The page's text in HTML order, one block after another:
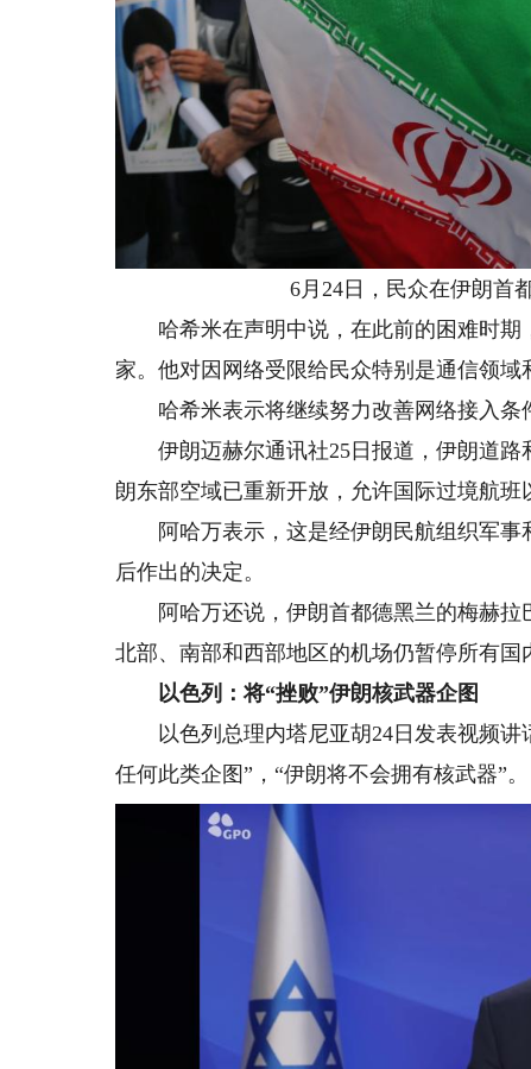
6月24日，民众在伊朗首都
哈希米在声明中说，在此前的困难时期
家。他对因网络受限给民众特别是通信领域
哈希米表示将继续努力改善网络接入条
伊朗迈赫尔通讯社25日报道，伊朗道路
朗东部空域已重新开放，允许国际过境航班
阿哈万表示，这是经伊朗民航组织军事
后作出的决定。
阿哈万还说，伊朗首都德黑兰的梅赫拉
北部、南部和西部地区的机场仍暂停所有国
以色列：将“挫败”伊朗核武器企图
以色列总理内塔尼亚胡24日发表视频讲
任何此类企图”，“伊朗将不会拥有核武器”。